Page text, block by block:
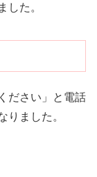
した。
ださい」と電話
りました。